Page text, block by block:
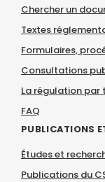
Chercher un
Textes
Formulaires,
Consultations
La régulation par
FAQ
PUBLICATIONS
Études et
Publications du